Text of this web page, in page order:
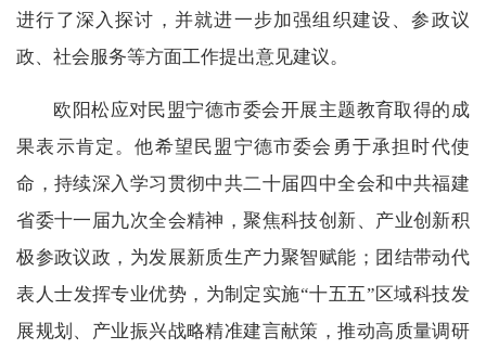
进行了深入探讨，并就进一步加强组织建设、参政议
政、社会服务等方面工作提出意见建议。
欧阳松应对民盟宁德市委会开展主题教育取得的成
果表示肯定。他希望民盟宁德市委会勇于承担时代使
命，持续深入学习贯彻中共二十届四中全会和中共福建
省委十一届九次全会精神，聚焦科技创新、产业创新积
极参政议政，为发展新质生产力聚智赋能；团结带动代
表人士发挥专业优势，为制定实施“十五五”区域科技发
展规划、产业振兴战略精准建言献策，推动高质量调研